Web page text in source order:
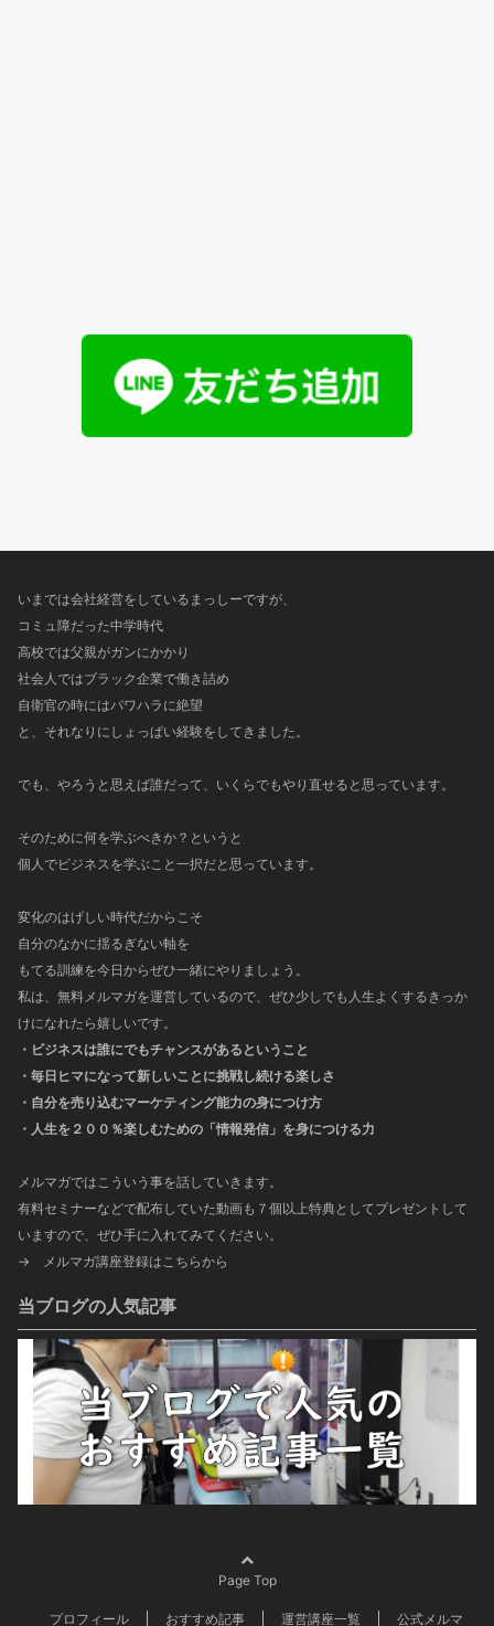
いまでは会社経営をしているまっしーですが、
コミュ障だった中学時代
高校では父親がガンにかかり
社会人ではブラック企業で働き詰め
自衛官の時にはパワハラに絶望
と、それなりにしょっぱい経験をしてきました。
でも、やろうと思えば誰だって、いくらでもやり直せると思っています。
そのために何を学ぶべきか？というと
個人でビジネスを学ぶこと一択だと思っています。
変化のはげしい時代だからこそ
自分のなかに揺るぎない軸を
もてる訓練を今日からぜひ一緒にやりましょう。
私は、無料メルマガを運営しているので、ぜひ少しでも人生よくするきっか
けになれたら嬉しいです。
・ビジネスは誰にでもチャンスがあるということ
・毎日ヒマになって新しいことに挑戦し続ける楽しさ
・自分を売り込むマーケティング能力の身につけ方
・人生を２００％楽しむための「情報発信」を身につける力
メルマガではこういう事を話していきます。
有料セミナーなどで配布していた動画も７個以上特典としてプレゼントして
いますので、ぜひ手に入れてみてください。
→
メルマガ講座登録はこちらから
当ブログの人気記事
Page Top
プロフィール おすすめ記事 運営講座一覧 公式メルマ